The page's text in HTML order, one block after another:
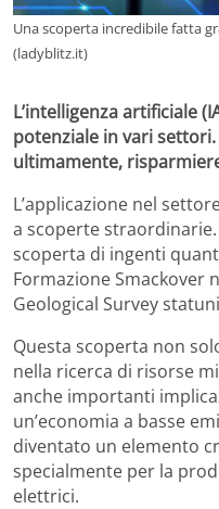
Una scoperta incredibile fatta
(ladyblitz.it)
L’intelligenza artificiale
potenziale in vari
ultimamente,
L’applicazione nel
a scoperte
scoperta di ingenti
Formazione Smackover
Geological Survey
Questa scoperta non
nella ricerca di risorse
anche importanti
un’economia a basse
diventato un elemento
specialmente per la
elettrici.